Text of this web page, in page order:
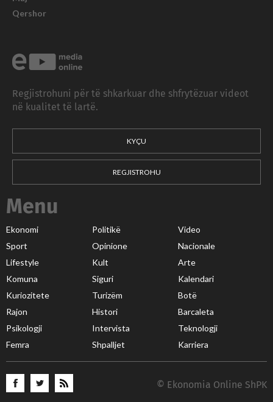
Qershor
Regjistrohuni për të shkarkuar dhe shfrytëzuar videot
në kualitet të lartë.
KYÇU
REGJISTROHU
Menu
Ekonomi Politikë
Video
Sport
Opinione
Nacionale
Lifestyle
Kult
Arte
Komuna
Siguri
Kalendari
Kuriozitete
Turizëm
Botë
Rajon
Histori
Barcaleta
Psikologji
Intervista
Teknologji
Femra
Shpalljet Karriera
© Ekonomia Online ShPK